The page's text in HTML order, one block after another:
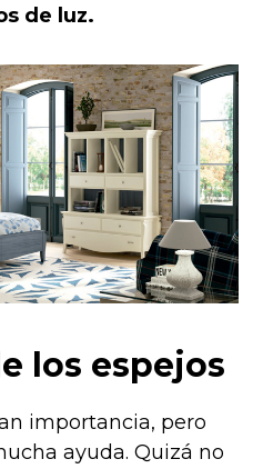
de luz.
los espejos
importancia, pero
ayuda. Quizá no